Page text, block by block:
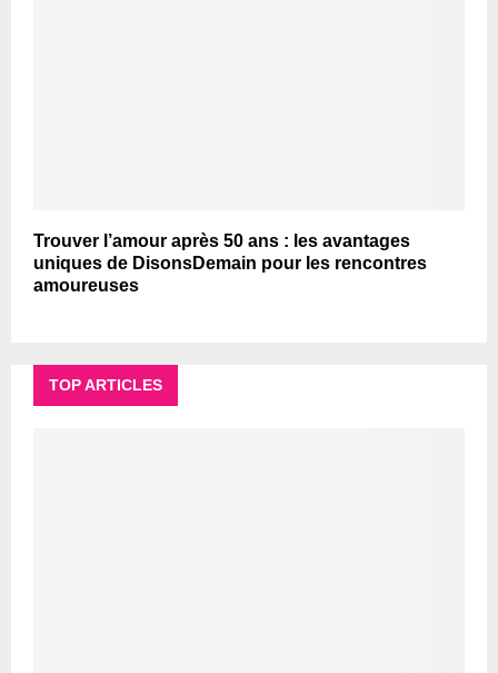
Trouver l’amour après 50 ans : les avantages
uniques de DisonsDemain pour les rencontres
amoureuses
TOP ARTICLES